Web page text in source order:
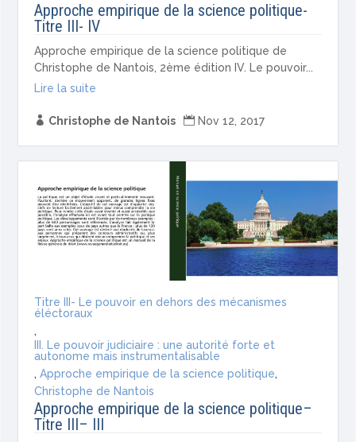
Approche empirique de la science politique-
Titre III- IV
Approche empirique de la science politique de
Christophe de Nantois, 2ème édition IV. Le pouvoir...
Lire la suite
 Christophe de Nantois  Nov 12, 2017
Titre III- Le pouvoir en dehors des mécanismes
éléctoraux
,
III. Le pouvoir judiciaire : une autorité forte et
autonome mais instrumentalisable
,Approche empirique de la science politique,
Christophe de Nantois
Approche empirique de la science politique–
Titre III– III